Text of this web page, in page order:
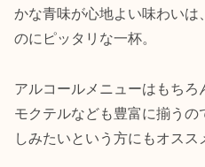
かな青味が心地よい味わい
のにピッタリな一杯。
アルコールメニューはもち
モクテルなども豊富に揃う
しみたいという方にもオスス